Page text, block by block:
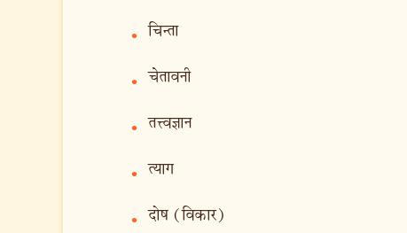
• चिन्ता
• चेतावनी
• तत्त्वज्ञान
• त्याग
• दोष (विकार)